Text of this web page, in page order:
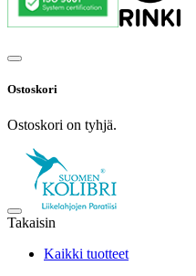
Ostoskori
Ostoskori on tyhjä.
Takaisin
Kaikki tuotteet